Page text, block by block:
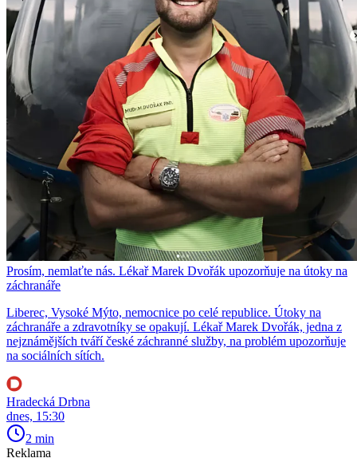
Prosím, nemlaťte nás. Lékař Marek Dvořák upozorňuje na útoky na
záchranáře
Liberec, Vysoké Mýto, nemocnice po celé republice. Útoky na
záchranáře a zdravotníky se opakují. Lékař Marek Dvořák, jedna z
nejznámějších tváří české záchranné služby, na problém upozorňuje
na sociálních sítích.
Hradecká Drbna
dnes, 15:30
2 min
Reklama